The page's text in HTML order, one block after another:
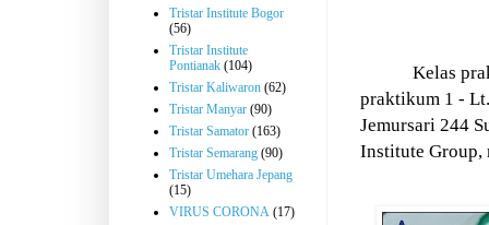
Kelas
praktikum 1 -
Jemursari 244
Institute Group,
Tristar Institute Bogor
(56)
Tristar Institute
Pontianak (104)
Tristar Kaliwaron (62)
Tristar Manyar (90)
Tristar Samator (163)
Tristar Semarang (90)
Tristar Umehara Jepang
(15)
VIRUS CORONA (17)